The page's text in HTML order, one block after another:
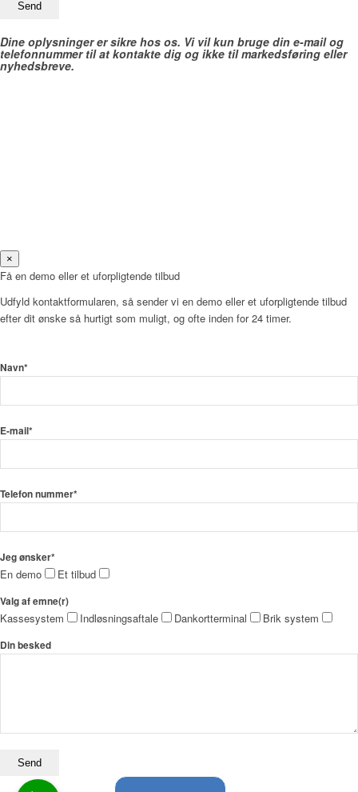
Dine oplysninger er sikre hos os. Vi vil kun bruge din e-mail og
telefonnummer til at kontakte dig og ikke til markedsføring eller
nyhedsbreve.
×
Få en demo eller et uforpligtende tilbud
Udfyld kontaktformularen, så sender vi en demo eller et uforpligtende tilbud
efter dit ønske så hurtigt som muligt, og ofte inden for 24 timer.
Navn*
E-mail*
Telefon nummer*
Jeg ønsker*
En demo Et tilbud
Valg af emne(r)
Kassesystem Indløsningsaftale Dankortterminal Brik system
Din besked